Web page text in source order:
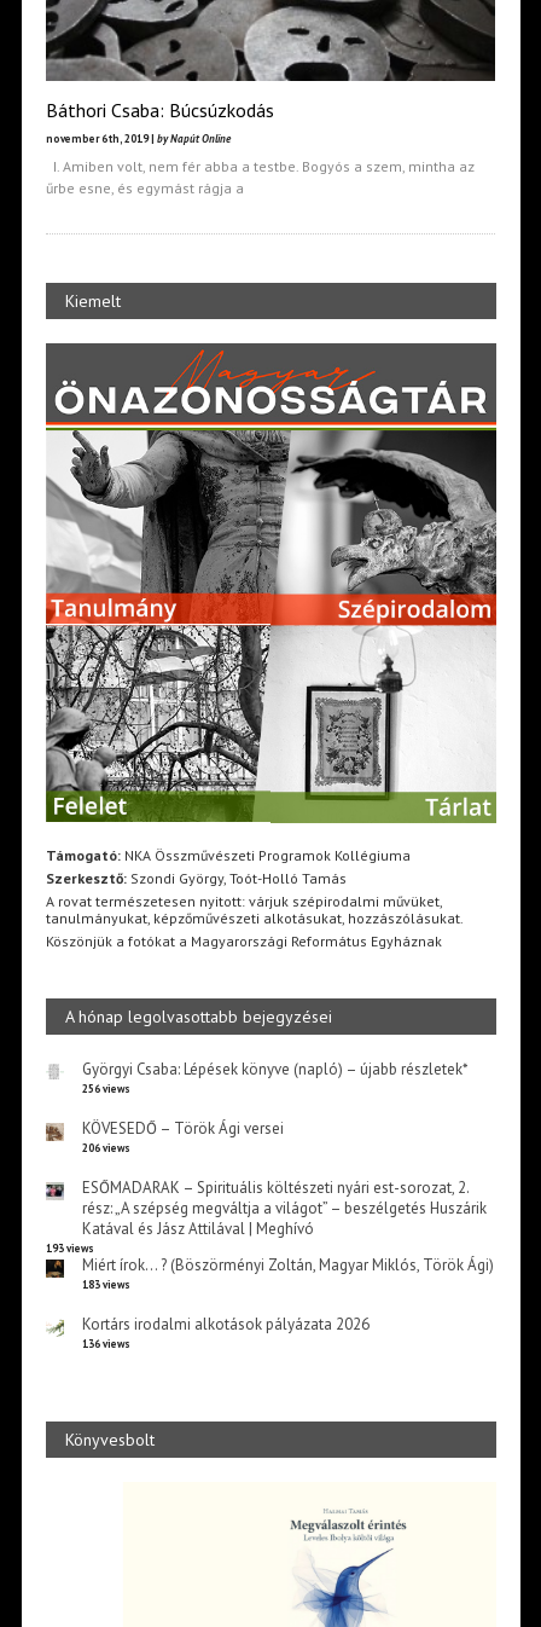
Báthori Csaba: Búcsúzkodás
november 6th, 2019 | by Napút Online
I. Amiben volt, nem fér abba a testbe. Bogyós a szem, mintha az
űrbe esne, és egymást rágja a
Kiemelt
Támogató:NKA Összművészeti Programok Kollégiuma
Szerkesztő:Szondi György, Toót-Holló Tamás
A rovat természetesen nyitott: várjuk szépirodalmi művüket,
tanulmányukat, képzőművészeti alkotásukat, hozzászólásukat.
Köszönjük a fotókat a Magyarországi Református Egyháznak
A hónap legolvasottabb bejegyzései
Györgyi Csaba: Lépések könyve (napló) – újabb részletek*
256 views
KÖVESEDŐ – Török Ági versei
206 views
ESŐMADARAK – Spirituális költészeti nyári est-sorozat, 2.
rész: „A szépség megváltja a világot” – beszélgetés Huszárik
Katával és Jász Attilával | Meghívó
193 views
Miért írok… ? (Böszörményi Zoltán, Magyar Miklós, Török Ági)
183 views
Kortárs irodalmi alkotások pályázata 2026
136 views
Könyvesbolt